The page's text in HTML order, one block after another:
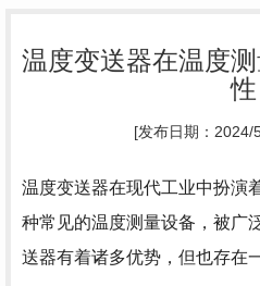
温度变送器在温度
性
[发布日期：2024/
温度变送器在现代工业中扮演
种常见的温度测量设备，被广
送器有着诸多优势，但也存在